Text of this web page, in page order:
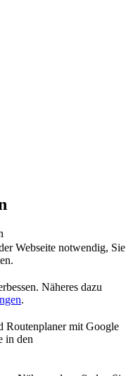
Webseite notwendig, Sie
Näheres dazu
.
Routenplaner mit Google
in den